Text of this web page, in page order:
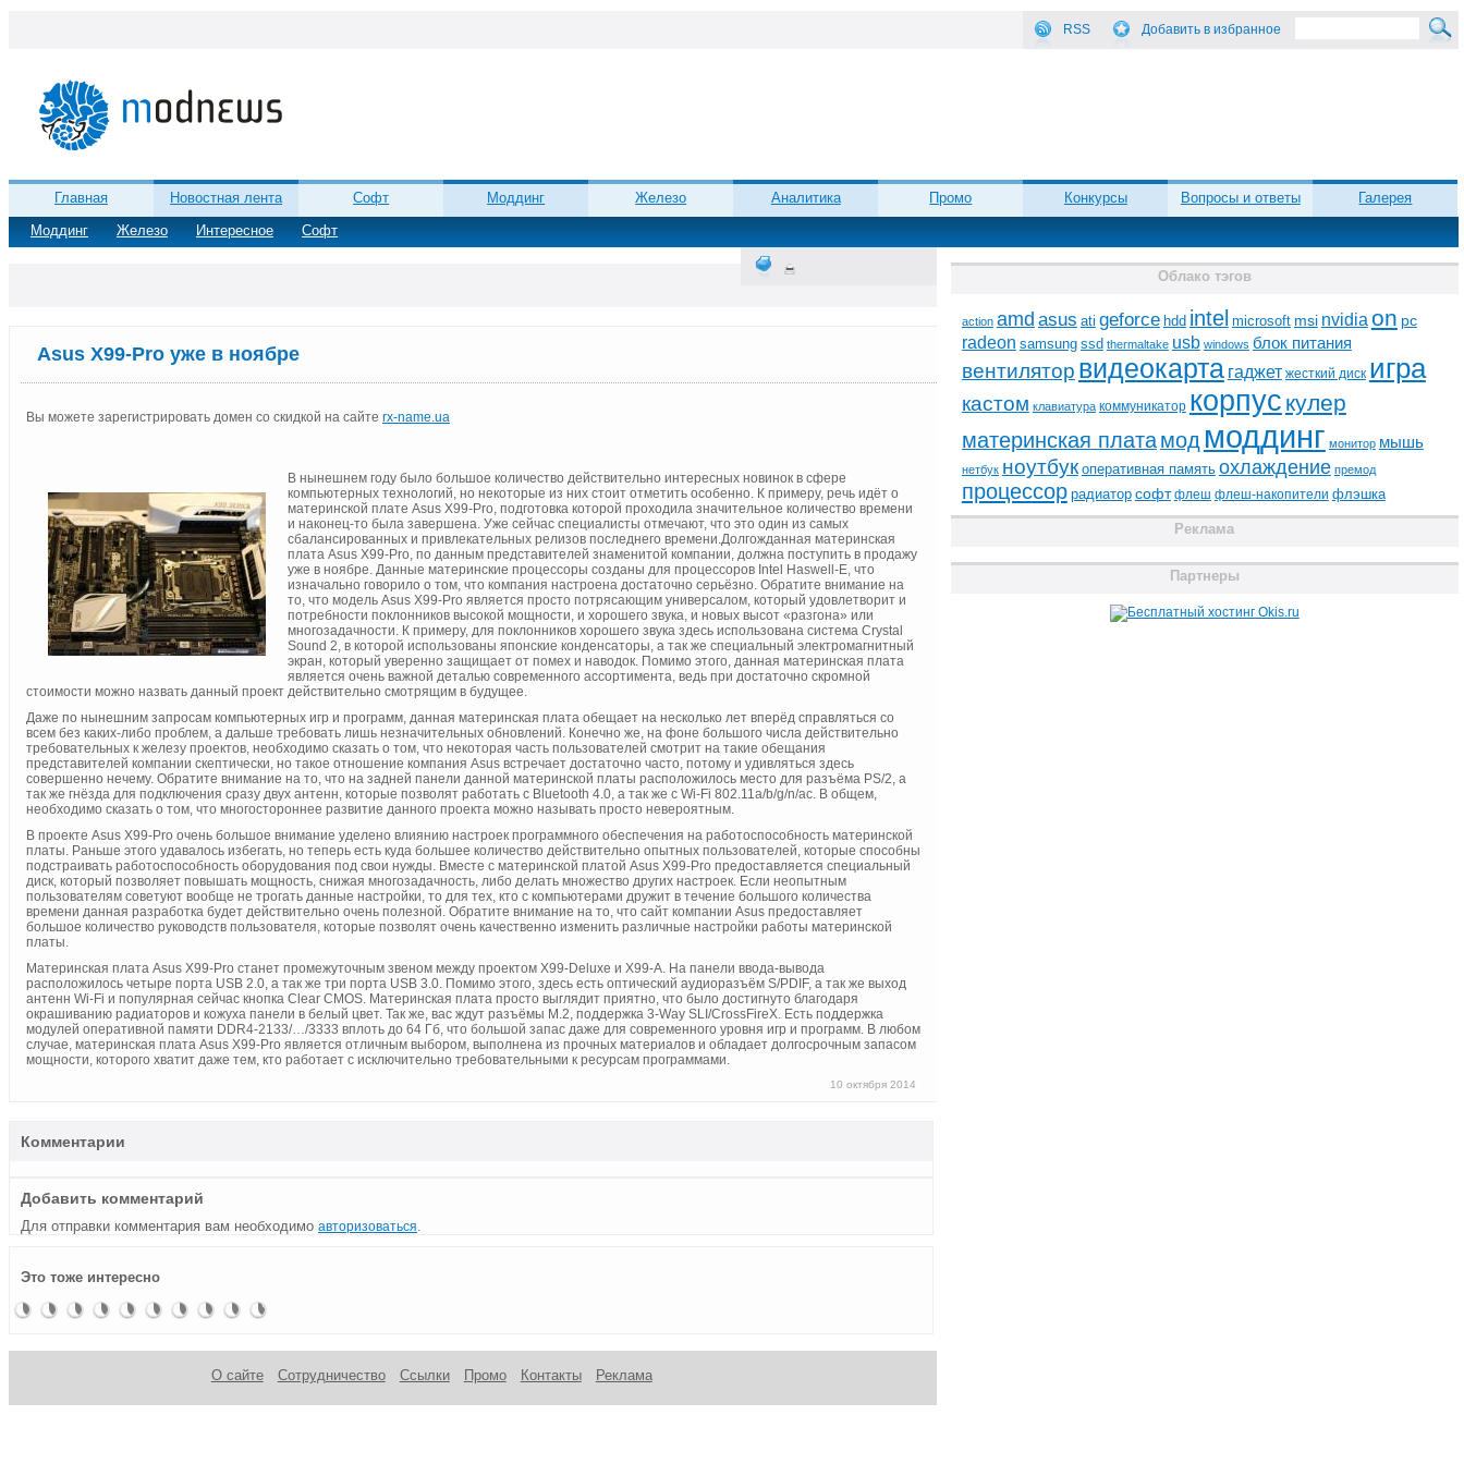
RSS Добавить в избранное
Главная
Новостная лента
Моддинг
Железо Интересное Софт
Софт Моддинг Железо Аналитика Промо Конкурсы Вопросы и ответы Галерея
Asus X99-Pro уже в ноябре
Вы можете зарегистрировать домен со скидкой на сайте rx-name.ua
В нынешнем году было большое количество действительно интересных новинок в сфере
компьютерных технологий, но некоторые из них стоит отметить особенно. К примеру, речь идёт о
материнской плате Asus X99-Pro, подготовка которой проходила значительное количество времени
и наконец-то была завершена. Уже сейчас специалисты отмечают, что это один из самых
сбалансированных и привлекательных релизов последнего времени.Долгожданная материнская
плата Asus X99-Pro, по данным представителей знаменитой компании, должна поступить в продажу
уже в ноябре. Данные материнские процессоры созданы для процессоров Intel Haswell-E, что
изначально говорило о том, что компания настроена достаточно серьёзно. Обратите внимание на
то, что модель Asus X99-Pro является просто потрясающим универсалом, который удовлетворит и
потребности поклонников высокой мощности, и хорошего звука, и новых высот «разгона» или
многозадачности. К примеру, для поклонников хорошего звука здесь использована система Crystal
Sound 2, в которой использованы японские конденсаторы, а так же специальный электромагнитный
экран, который уверенно защищает от помех и наводок. Помимо этого, данная материнская плата
является очень важной деталью современного ассортимента, ведь при достаточно скромной
стоимости можно назвать данный проект действительно смотрящим в будущее.
Даже по нынешним запросам компьютерных игр и программ, данная материнская плата обещает на несколько лет вперёд справляться со
всем без каких-либо проблем, а дальше требовать лишь незначительных обновлений. Конечно же, на фоне большого числа действительно
требовательных к железу проектов, необходимо сказать о том, что некоторая часть пользователей смотрит на такие обещания
представителей компании скептически, но такое отношение компания Asus встречает достаточно часто, потому и удивляться здесь
совершенно нечему. Обратите внимание на то, что на задней панели данной материнской платы расположилось место для разъёма PS/2, а
так же гнёзда для подключения сразу двух антенн, которые позволят работать с Bluetooth 4.0, а так же с Wi-Fi 802.11a/b/g/n/ac. В общем,
необходимо сказать о том, что многостороннее развитие данного проекта можно называть просто невероятным.
В проекте Asus X99-Pro очень большое внимание уделено влиянию настроек программного обеспечения на работоспособность материнской
платы. Раньше этого удавалось избегать, но теперь есть куда большее количество действительно опытных пользователей, которые способны
подстраивать работоспособность оборудования под свои нужды. Вместе с материнской платой Asus X99-Pro предоставляется специальный
диск, который позволяет повышать мощность, снижая многозадачность, либо делать множество других настроек. Если неопытным
пользователям советуют вообще не трогать данные настройки, то для тех, кто с компьютерами дружит в течение большого количества
времени данная разработка будет действительно очень полезной. Обратите внимание на то, что сайт компании Asus предоставляет
большое количество руководств пользователя, которые позволят очень качественно изменить различные настройки работы материнской
платы.
Материнская плата Asus X99-Pro станет промежуточным звеном между проектом X99-Deluxe и X99-A. На панели ввода-вывода
расположилось четыре порта USB 2.0, а так же три порта USB 3.0. Помимо этого, здесь есть оптический аудиоразъём S/PDIF, а так же выход
антенн Wi-Fi и популярная сейчас кнопка Clear CMOS. Материнская плата просто выглядит приятно, что было достигнуто благодаря
окрашиванию радиаторов и кожуха панели в белый цвет. Так же, вас ждут разъёмы M.2, поддержка 3-Way SLI/CrossFireX. Есть поддержка
модулей оперативной памяти DDR4-2133/…/3333 вплоть до 64 Гб, что большой запас даже для современного уровня игр и программ. В любом
случае, материнская плата Asus X99-Pro является отличным выбором, выполнена из прочных материалов и обладает долгосрочным запасом
мощности, которого хватит даже тем, кто работает с исключительно требовательными к ресурсам программами.
10 октября 2014
Комментарии
Добавить комментарий
Для отправки комментария вам необходимо авторизоваться.
Это тоже интересно
плата
X99
Deluxe
плата
H97-Pro
Gamer
плата
AC
плата
Machine
от ASUS
Gaming 9
AC
Q1900TM-
О сайте Сотрудничество Ссылки Промо Контакты Реклама
Облако тэгов
action amd asus ati geforce hdd intel microsoft msi nvidia on pc
radeon samsung ssd thermaltake usb windows блок питания
вентилятор видеокарта гаджет жесткий диск игра
кастом клавиатура коммуникатор корпус кулер
материнская платамод моддинг монитор мышь
нетбук ноутбук оперативная память охлаждение премод
процессор радиатор софт флеш флеш-накопители флэшка
Реклама
Партнеры